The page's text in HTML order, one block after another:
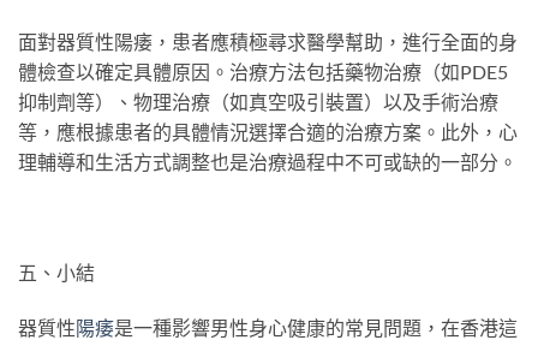
面對器質性陽痿，患者應積極尋求醫學幫助，進行全面的身
體檢查以確定具體原因。治療方法包括藥物治療（如PDE5
抑制劑等）、物理治療（如真空吸引裝置）以及手術治療
等，應根據患者的具體情況選擇合適的治療方案。此外，心
理輔導和生活方式調整也是治療過程中不可或缺的一部分。
五、小結
器質性陽痿是一種影響男性身心健康的常見問題，在香港這